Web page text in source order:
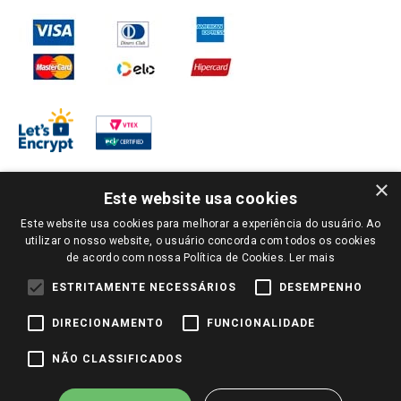
PARA VER OS PREÇOS DA SUA REGIÃO, FAÇA LOGIN E SELECIONE A LOJA DE
SUA PREFERÊNCIA. SOMENTE APÓS O LOGIN, OS PREÇOS DA SUA REGIÃO OU
LOJA SERÃO CARREGADOS.
TODOS OS PREÇOS E CONDIÇÕES COMERCIAIS DESTE SITE SÃO VÁLIDOS APENAS
PARA COMPRAS REALIZADAS NO GIASSI.COM.BR E NA LOJA SELECIONADA
PREÇOS PARA AS VENDAS ONLINE DIVULGADOS NO SITE PREVALECEM ANTE
COMUNICAÇÃO E SITES DE BUSCAS.
2022 COPYRIGHT - GIASSI SUPERMERCADOS. TODOS OS DIREITOS RESERVADOS.
×
Este website usa cookies
Este website usa cookies para melhorar a experiência do usuário. Ao
utilizar o nosso website, o usuário concorda com todos os cookies
de acordo com nossa Política de Cookies. Ler mais
ESTRITAMENTE NECESSÁRIOS DESEMPENHO
DIRECIONAMENTO FUNCIONALIDADE
NÃO CLASSIFICADOS